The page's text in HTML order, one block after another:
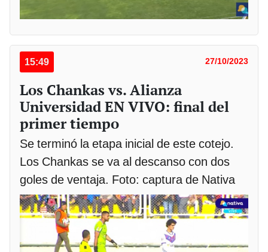
15:49 27/10/2023
Los Chankas vs. Alianza
Universidad EN VIVO: final del
primer tiempo
Se terminó la etapa inicial de este cotejo.
Los Chankas se va al descanso con dos
goles de ventaja. Foto: captura de Nativa